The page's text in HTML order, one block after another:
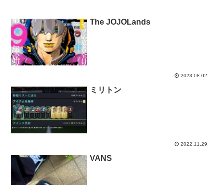
The JOJOLands
2023.08.02
ミリトン
2022.11.29
VANS